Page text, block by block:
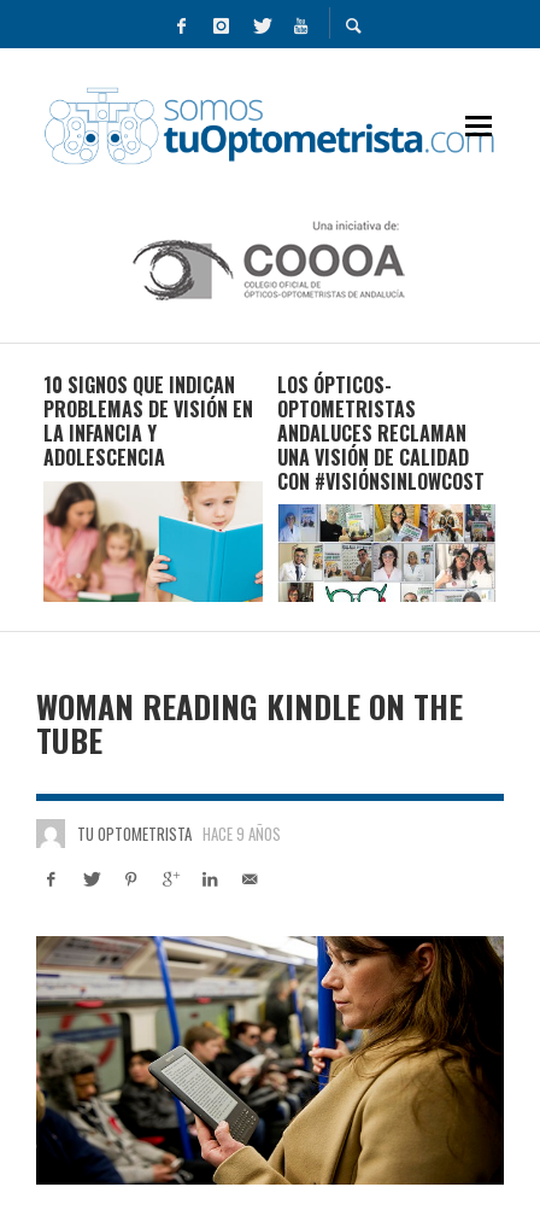
10 SIGNOS QUE INDICAN
PROBLEMAS DE VISIÓN EN
LA INFANCIA Y
ADOLESCENCIA
LOS ÓPTICOS-
OPTOMETRISTAS
ANDALUCES RECLAMAN
UNA VISIÓN DE CALIDAD
CON #VISIÓNSINLOWCOST
WOMAN READING KINDLE ON THE
TUBE
TU OPTOMETRISTA HACE 9 AÑOS